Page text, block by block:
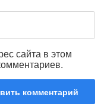
сайта в этом